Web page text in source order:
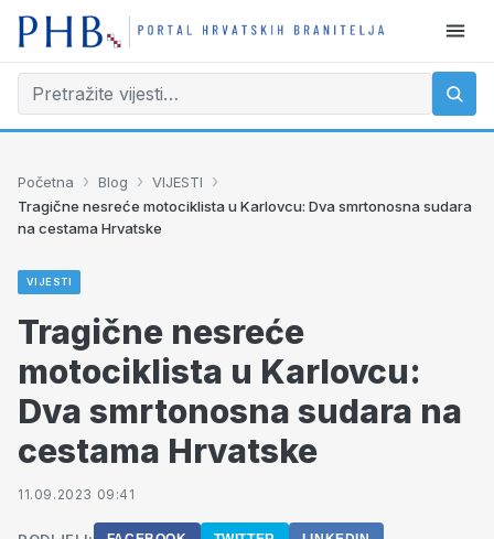
Početna › Blog › VIJESTI ›
Tragične nesreće motociklista u Karlovcu: Dva smrtonosna sudara
na cestama Hrvatske
VIJESTI
Tragične nesreće
motociklista u Karlovcu:
Dva smrtonosna sudara na
cestama Hrvatske
11.09.2023 09:41